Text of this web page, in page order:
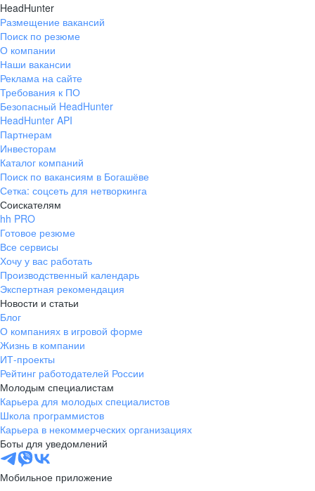
HeadHunter
Размещение вакансий
Поиск по резюме
О компании
Наши вакансии
Реклама на сайте
Требования к ПО
Безопасный HeadHunter
HeadHunter API
Партнерам
Инвесторам
Каталог компаний
Поиск по вакансиям в Богашёве
Сетка: соцсеть для нетворкинга
Соискателям
hh PRO
Готовое резюме
Все сервисы
Хочу у вас работать
Производственный календарь
Экспертная рекомендация
Новости и статьи
Блог
О компаниях в игровой форме
Жизнь в компании
ИТ-проекты
Рейтинг работодателей России
Молодым специалистам
Карьера для молодых специалистов
Школа программистов
Карьера в некоммерческих организациях
Боты для уведомлений
Мобильное приложение